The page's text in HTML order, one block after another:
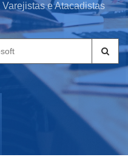
e Atacadistas